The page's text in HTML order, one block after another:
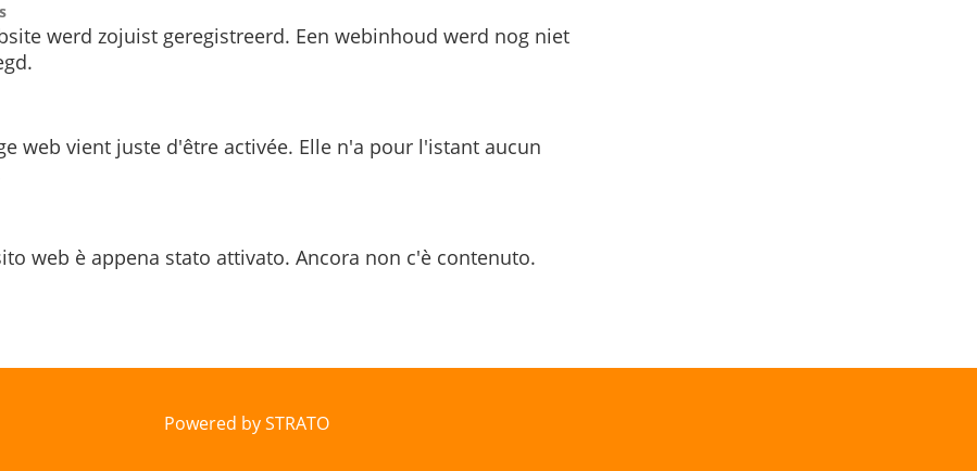
werd zojuist geregistreerd. Een webinhoud werd nog niet
web vient juste d'être activée. Elle n'a pour l'istant aucun
web è appena stato attivato. Ancora non c'è contenuto.
Powered by STRATO